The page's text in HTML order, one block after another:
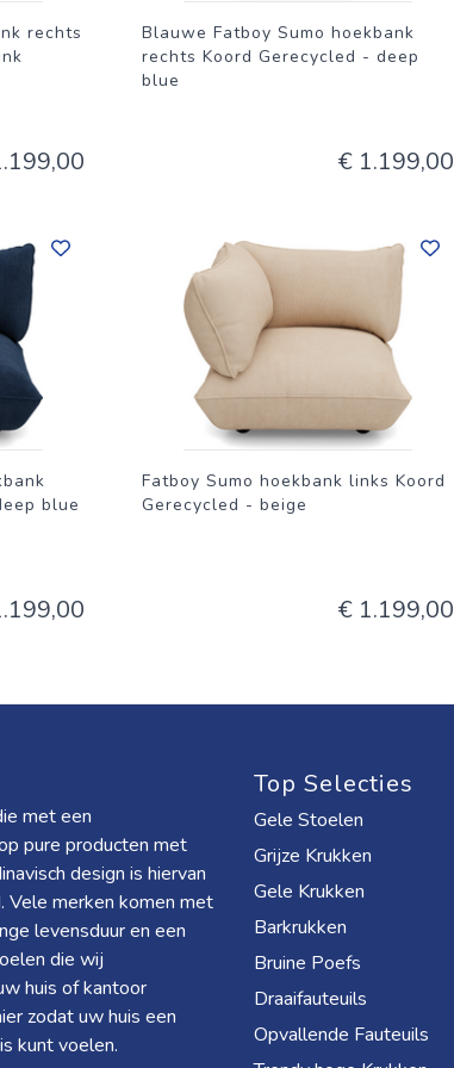
rechts
Blauwe Fatboy Sumo hoekbank
rechts Koord Gerecycled - deep
blue
€ 1.199,00
blue
Fatboy Sumo hoekbank links Koord
Gerecycled - beige
€ 1.199,00
met een
pure producten met
design is hiervan
Vele merken komen met
levensduur en een
die wij
huis of kantoor
zodat uw huis een
kunt voelen.
Top Selecties
Gele Stoelen
Grijze Krukken
Gele Krukken
Barkrukken
Bruine Poefs
Draaifauteuils
Opvallende Fauteuils